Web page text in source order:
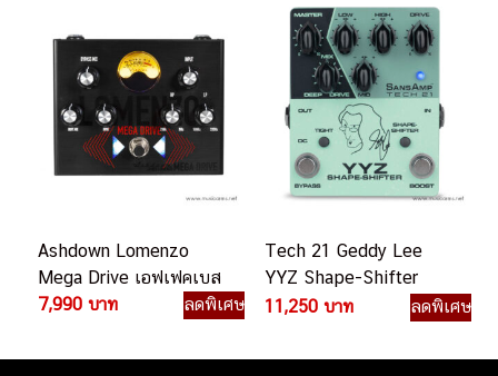
Ashdown Lomenzo
Mega Drive เอฟเฟคเบส
7,990 บาท
ลดพิเศษ
Tech 21 Geddy Lee
YYZ Shape-Shifter
YZZ-SH เอฟเฟคเบส
11,250 บาท ลดพิเศษ